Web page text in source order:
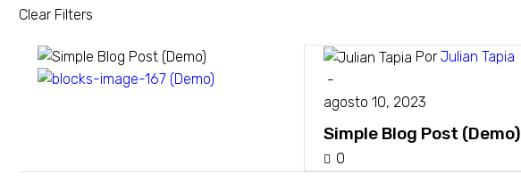
Clear Filters
PorJulian Tapia
-
agosto 10, 2023
Simple Blog Post (Demo)
0